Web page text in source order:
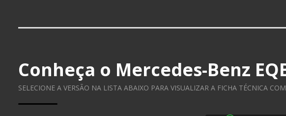
Conheça o Mercedes-Benz
SELECIONE A VERSÃO NA LISTA ABAIXO PARA VISUALIZAR A FICHA TÉCNICA